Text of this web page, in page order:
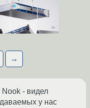
→
- видел
у нас